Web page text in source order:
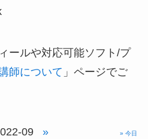
ールや対応可能ソフト/プ
師について 」ページでご
09 » » 今日